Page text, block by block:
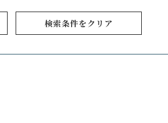
検索条件をクリア